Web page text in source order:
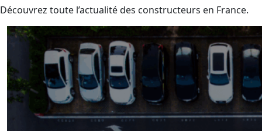
Découvrez toute l’actualité des constructeurs en France.